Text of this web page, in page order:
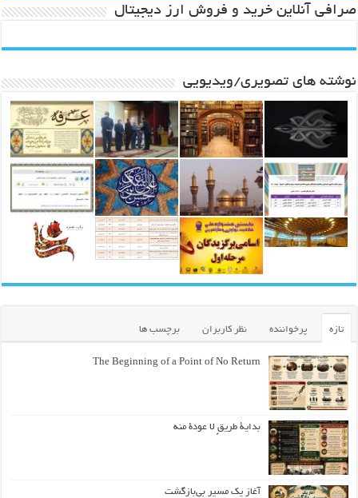
صرافی آنلاین خرید و فروش ارز دیجیتال
نوشته های تصویری/ویدیویی
تازه پرخواننده نظر کاربران برچسب ها
The Beginning of a Point of No Return
بداية طريقٍ لا عودة منه
آغاز یک مسیر بی‌بازگشت